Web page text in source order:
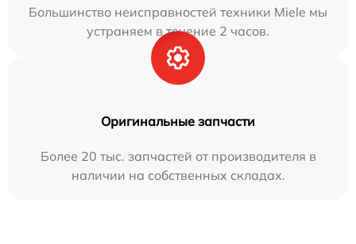
Большинство неисправностей техники Miele мы
устраняем в течение 2 часов.
Оригинальные запчасти
Более 20 тыс. запчастей от производителя в
наличии на собственных складах.